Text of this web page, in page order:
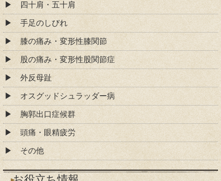
四十肩・五十肩
手足のしびれ
膝の痛み・変形性膝関節
股の痛み・変形性股関節症
外反母趾
オスグッドシュラッダー病
胸郭出口症候群
頭痛・眼精疲労
その他